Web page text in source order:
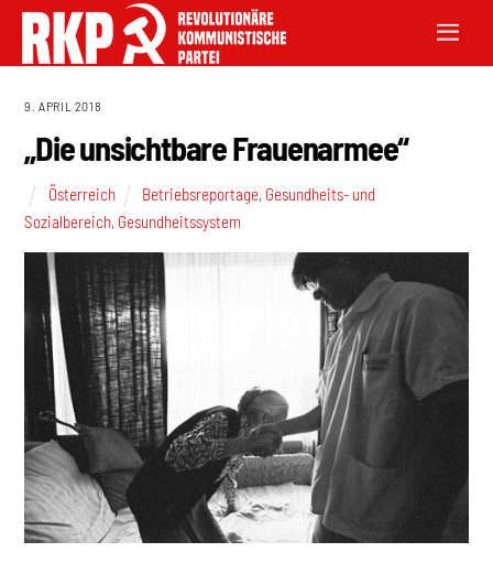
9. APRIL 2018
„Die unsichtbare Frauenarmee“
Österreich Betriebsreportage, Gesundheits- und
Sozialbereich, Gesundheitssystem